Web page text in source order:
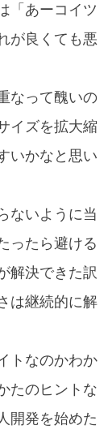
「あーコイツ
が良くても悪
なって醜いの
イズを拡大縮
いかなと思い
ないように当
ったら避ける
解決できた訳
は継続的に解
トなのかわか
たのヒントな
開発を始めた